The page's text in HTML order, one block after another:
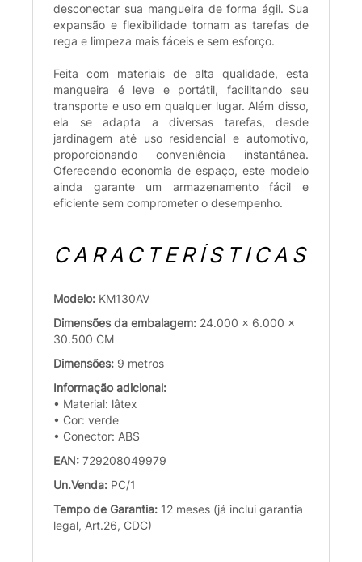
desconectar sua mangueira de forma ágil. Sua
expansão e flexibilidade tornam as tarefas de
rega e limpeza mais fáceis e sem esforço.
Feita com materiais de alta qualidade, esta
mangueira é leve e portátil, facilitando seu
transporte e uso em qualquer lugar. Além disso,
ela se adapta a diversas tarefas, desde
jardinagem até uso residencial e automotivo,
proporcionando conveniência instantânea.
Oferecendo economia de espaço, este modelo
ainda garante um armazenamento fácil e
eficiente sem comprometer o desempenho.
CARACTERÍSTICAS
Modelo: KM130AV
Dimensões da embalagem: 24.000 x 6.000 x
30.500 CM
Dimensões: 9 metros
Informação adicional:
• Material: lâtex
• Cor: verde
• Conector: ABS
EAN: 729208049979
Un.Venda: PC/1
Tempo de Garantia: 12 meses (já inclui garantia
legal, Art.26, CDC)